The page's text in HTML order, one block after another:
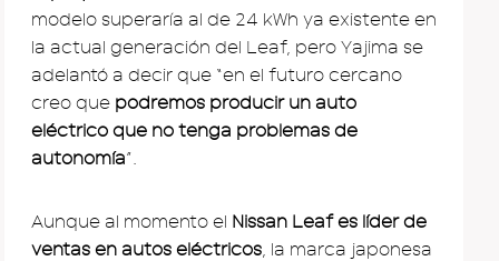
modelo superaría al de 24 kWh ya existente en
la actual generación del Leaf, pero Yajima se
adelantó a decir que “en el futuro cercano
creo que podremos producir un auto
eléctrico que no tenga problemas de
autonomía”.
Aunque al momento el Nissan Leaf es líder de
ventas en autos eléctricos, la marca japonesa